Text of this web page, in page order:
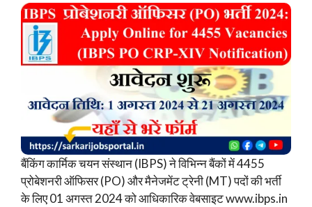
बैंकिंग कार्मिक चयन संस्थान (IBPS) ने विभिन्न बैंकों में 4455
प्रोबेशनरी ऑफिसर (PO) और मैनेजमेंट ट्रेनी (MT) पदों की भर्ती
के लिए 01 अगस्त 2024 को आधिकारिक वेबसाइट www.ibps.in